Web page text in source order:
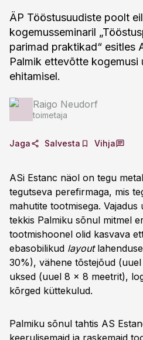
ÄP Tööstusuudiste poolt
kogemusseminaril
parimad praktikad“ esitles
Palmik ettevõtte kogemusi
ehitamisel.
Raigo Neudorf
toimetaja
Jaga Salvesta Vihja
ASi Estanc näol on tegu
tegutseva perefirmaga, mis
mahutite tootmisega.
tekkis Palmiku sõnul mitmel
tootmishoonel olid kasvava
ebasobilikud layout
30%), vähene tõstejõud
uksed (uuel 8 x 8 meetrit),
kõrged küttekulud.
Palmiku sõnul tahtis AS
keerulisemaid ja raskemaid